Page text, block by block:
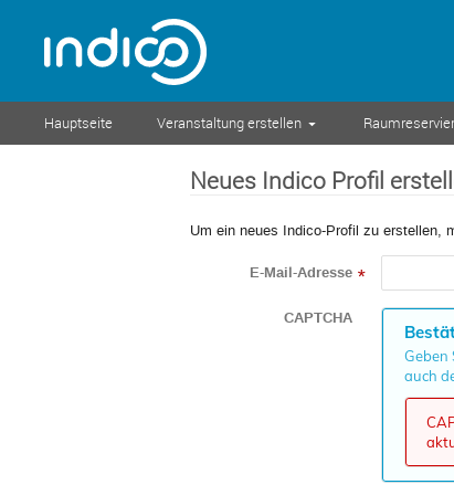
Hauptseite Veranstaltung erstellen
Neues Indico Profil
Um ein neues Indico-Profil zu erstellen,
E-Mail-Adresse *
CAPTCHA
Geben
auch